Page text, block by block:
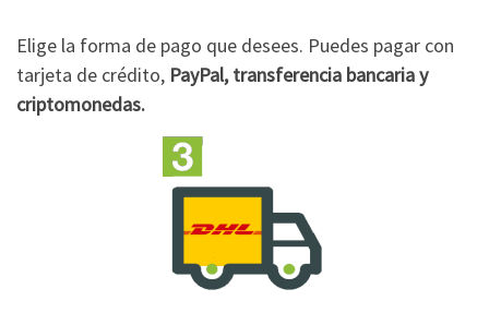
Elige la forma de pago que desees. Puedes pagar con
tarjeta de crédito, PayPal, transferencia bancaria y
criptomonedas.